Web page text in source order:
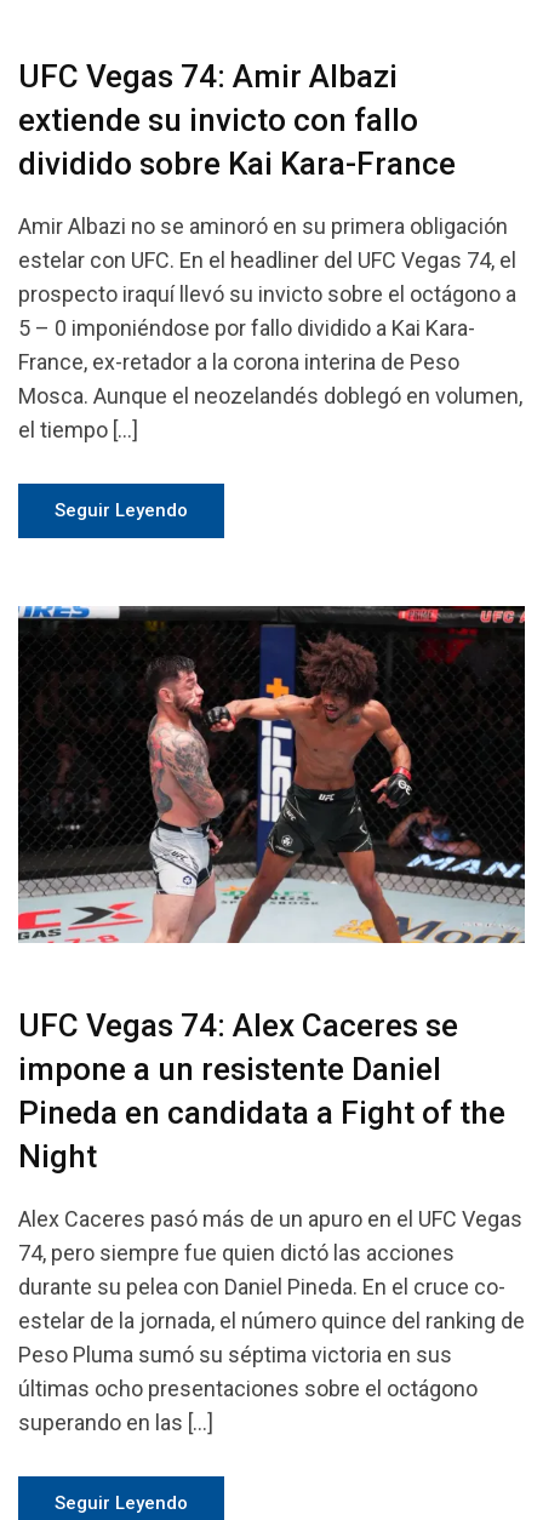
UFC Vegas 74: Amir Albazi
extiende su invicto con fallo
dividido sobre Kai Kara-France
Amir Albazi no se aminoró en su primera obligación
estelar con UFC. En el headliner del UFC Vegas 74, el
prospecto iraquí llevó su invicto sobre el octágono a
5 – 0 imponiéndose por fallo dividido a Kai Kara-
France, ex-retador a la corona interina de Peso
Mosca. Aunque el neozelandés doblegó en volumen,
el tiempo […]
Seguir Leyendo
UFC Vegas 74: Alex Caceres se
impone a un resistente Daniel
Pineda en candidata a Fight of the
Night
Alex Caceres pasó más de un apuro en el UFC Vegas
74, pero siempre fue quien dictó las acciones
durante su pelea con Daniel Pineda. En el cruce co-
estelar de la jornada, el número quince del ranking de
Peso Pluma sumó su séptima victoria en sus
últimas ocho presentaciones sobre el octágono
superando en las […]
Seguir Leyendo